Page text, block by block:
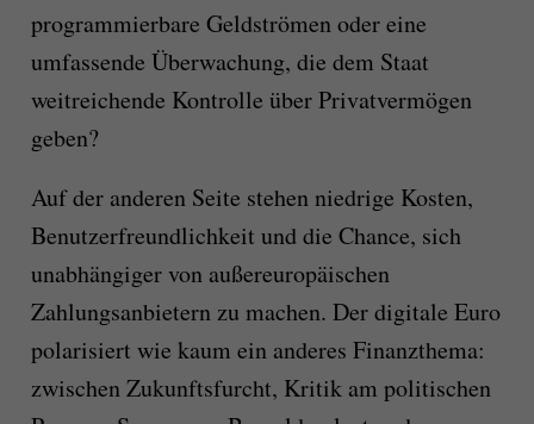
programmierbare Geldströmen oder eine
umfassende Überwachung, die dem Staat
weitreichende Kontrolle über Privatvermögen
geben?
Auf der anderen Seite stehen niedrige Kosten,
Benutzerfreundlichkeit und die Chance, sich
unabhängiger von außereuropäischen
Zahlungsanbietern zu machen. Der digitale Euro
polarisiert wie kaum ein anderes Finanzthema:
zwischen Zukunftsfurcht, Kritik am politischen